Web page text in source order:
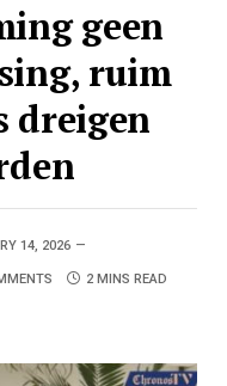
geen
ruim
dreigen
14, 2026
2 MINS READ